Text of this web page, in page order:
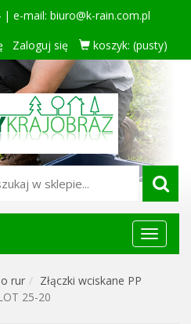
| e-mail: biuro@k-rain.com.pl
Zaloguj się koszyk: (pusty)
Menu
główne
rur
Złączki wciskane PP
25-20